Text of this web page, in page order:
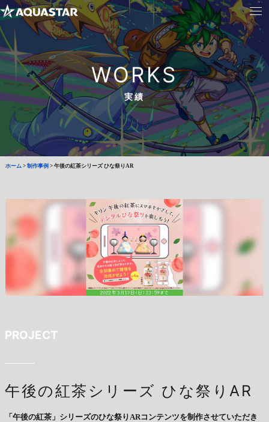
WORKS
実績
ホーム> 制作事例 > 午後の紅茶シリーズ ひな祭りAR
PROJECT
午後の紅茶シリーズ ひな祭りAR
「午後の紅茶」シリーズのひな祭りARコンテンツを制作させていただき